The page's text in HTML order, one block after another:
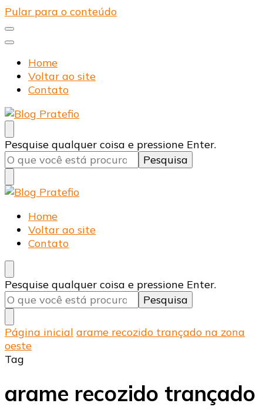
Pular para o conteúdo
Home
Voltar ao site
Contato
Blog Pratefio
Arames e Telas de Qualidade
Procurando
algo?
Pesquise qualquer coisa e pressione Enter.
Blog Pratefio
Arames e Telas de Qualidade
Home
Voltar ao site
Contato
Procurando
algo?
Pesquise qualquer coisa e pressione Enter.
Página inicial arame recozido trançado na zona
oeste
Tag
arame recozido trançado